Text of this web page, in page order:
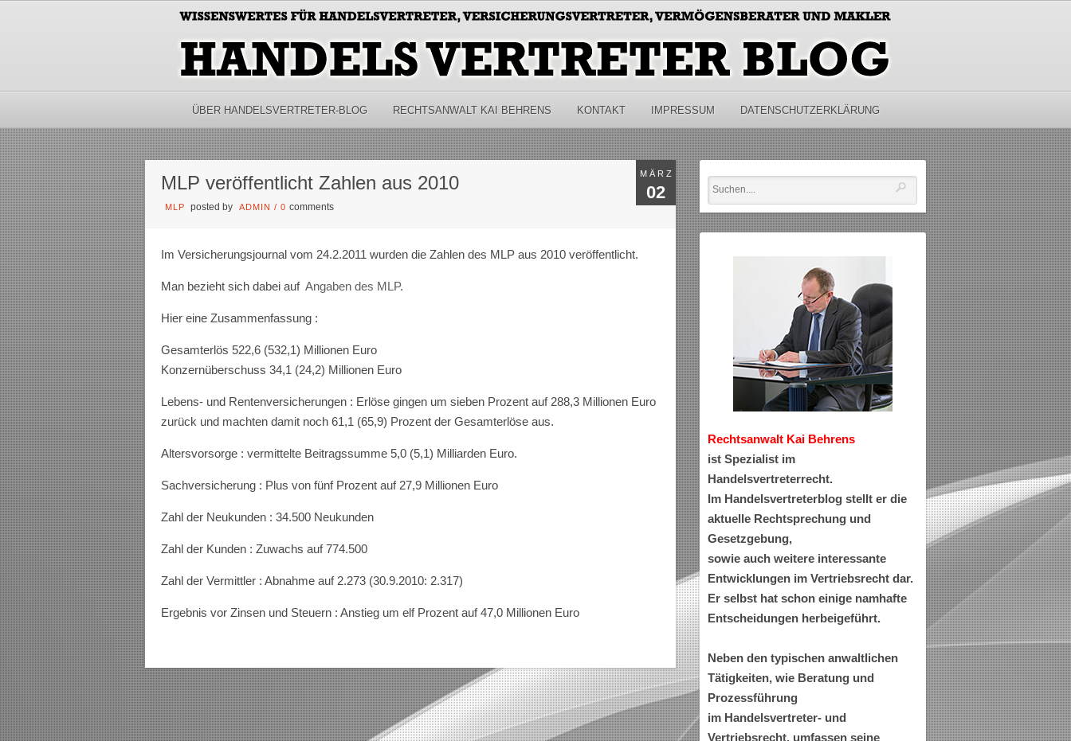
ÜBER HANDELSVERTRETER-BLOG RECHTSANWALT KAI BEHRENS KONTAKT IMPRESSUM DATENSCHUTZERKLÄRUNG
MÄRZ
02
MLP veröffentlicht Zahlen aus 2010
MLP posted by ADMIN /0comments
Im Versicherungsjournal vom 24.2.2011 wurden die Zahlen des MLP aus 2010 veröffentlicht.
Man bezieht sich dabei aufAngaben des MLP.
Hier eine Zusammenfassung :
Gesamterlös 522,6 (532,1) Millionen Euro
Konzernüberschuss 34,1 (24,2) Millionen Euro
Lebens- und Rentenversicherungen : Erlöse gingen um sieben Prozent auf 288,3 Millionen Euro
zurück und machten damit noch 61,1 (65,9) Prozent der Gesamterlöse aus.
Altersvorsorge : vermittelte Beitragssumme 5,0 (5,1) Milliarden Euro.
Sachversicherung : Plus von fünf Prozent auf 27,9 Millionen Euro
Zahl der Neukunden : 34.500 Neukunden
Zahl der Kunden : Zuwachs auf 774.500
Zahl der Vermittler : Abnahme auf 2.273 (30.9.2010: 2.317)
Ergebnis vor Zinsen und Steuern : Anstieg um elf Prozent auf 47,0 Millionen Euro
Rechtsanwalt Kai Behrens
ist Spezialist im
Handelsvertreterrecht.
Im Handelsvertreterblog stellt er die
aktuelle Rechtsprechung und
Gesetzgebung,
sowie auch weitere interessante
Entwicklungen im Vertriebsrecht dar.
Er selbst hat schon einige namhafte
Entscheidungen herbeigeführt.
Neben den typischen anwaltlichen
Tätigkeiten, wie Beratung und
Prozessführung
im Handelsvertreter- und
Vertriebsrecht, umfassen seine